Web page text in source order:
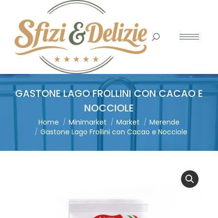
Search:
GASTONE LAGO FROLLINI CON CACAO E
NOCCIOLE
You are here:
Home Minimarket Market
Merende
Gastone Lago Frollini con Cacao e Nocciole